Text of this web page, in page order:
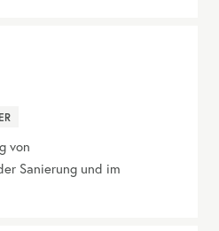
von
Sanierung und im